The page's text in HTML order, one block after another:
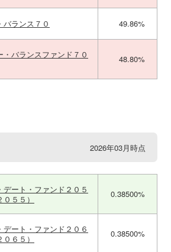
ランス７０ 49.86%
バランスファンド７０
48.80%
2026年03月時点
ート・ファンド２０５
５５）
0.38500%
ート・ファンド２０６
６５）
0.38500%